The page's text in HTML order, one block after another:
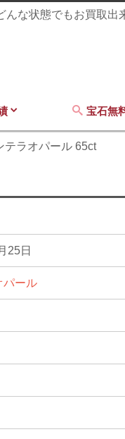
な状態でもお買取出
宝石無
テラオパール 65ct
25日
パール